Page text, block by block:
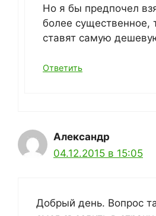
Но я бы предпочел
более существенное,
ставят самую
Ответить
Александр
04.12.2015 в 15:05
Добрый день. Вопрос